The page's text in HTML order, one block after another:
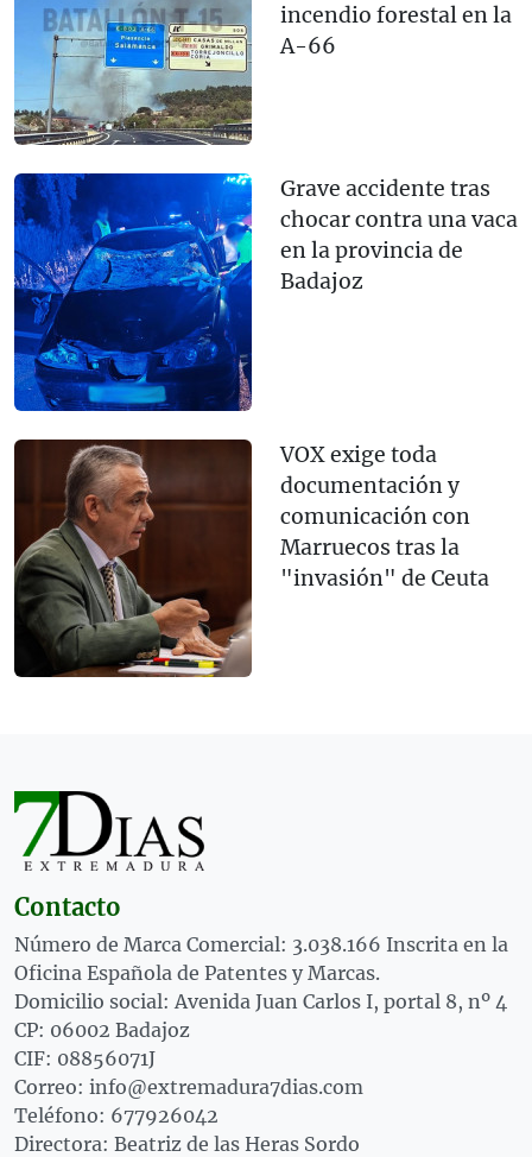
incendio forestal en la
A-66
Grave accidente tras
chocar contra una vaca
en la provincia de
Badajoz
VOX exige toda
documentación y
comunicación con
Marruecos tras la
"invasión" de Ceuta
Contacto
Número de Marca Comercial: 3.038.166 Inscrita en la
Oficina Española de Patentes y Marcas.
Domicilio social: Avenida Juan Carlos I, portal 8, nº 4
CP: 06002 Badajoz
CIF: 08856071J
Correo: info@extremadura7dias.com
Teléfono: 677926042
Directora: Beatriz de las Heras Sordo